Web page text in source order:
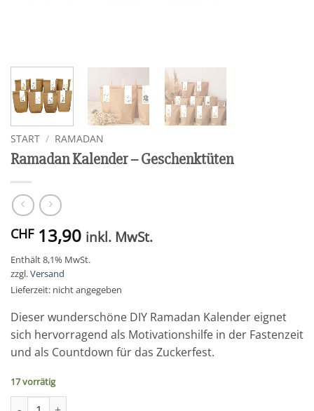
START / RAMADAN
Ramadan Kalender – Geschenktüten
CHF13,90 inkl. MwSt.
Enthält 8,1% MwSt.
zzgl.Versand
Lieferzeit: nicht angegeben
Dieser wunderschöne DIY Ramadan Kalender eignet
sich hervorragend als Motivationshilfe in der Fastenzeit
und als Countdown für das Zuckerfest.
17 vorrätig
Ramadan Kalender - Geschenktüten Menge